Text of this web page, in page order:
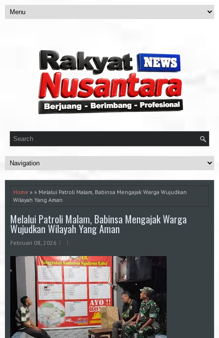
Home » » Melalui Patroli Malam, Babinsa Mengajak Warga Wujudkan
Wilayah Yang Aman
Melalui Patroli Malam, Babinsa Mengajak Warga
Wujudkan Wilayah Yang Aman
Februari 08, 2026